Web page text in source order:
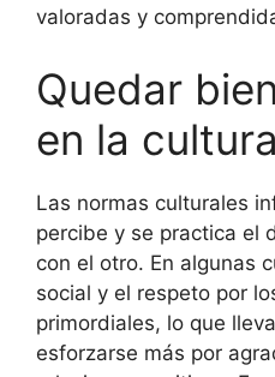
valoradas y
Quedar
en la cultura
Las normas culturales
percibe y se practica el
con el otro. En algunas
social y el respeto por
primordiales, lo que
esforzarse más por